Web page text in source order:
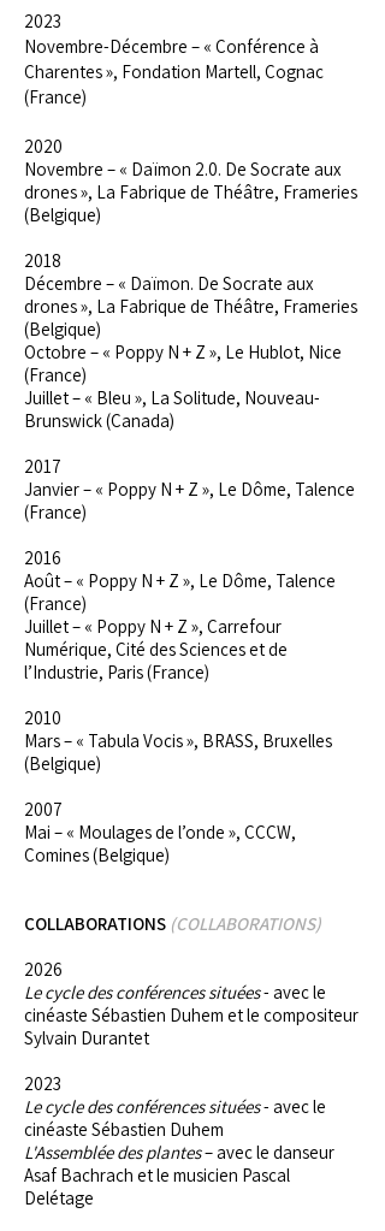
2023
Novembre-Décembre – « Conférence à
Charentes », Fondation Martell, Cognac
(France)
2020
Novembre – « Daïmon 2.0. De Socrate aux
drones », La Fabrique de Théâtre, Frameries
(Belgique)
2018
Décembre – « Daïmon. De Socrate aux
drones », La Fabrique de Théâtre, Frameries
(Belgique)
Octobre – « Poppy N + Z », Le Hublot, Nice
(France)
Juillet – « Bleu », La Solitude, Nouveau-
Brunswick (Canada)
2017
Janvier – « Poppy N + Z », Le Dôme, Talence
(France)
2016
Août – « Poppy N + Z », Le Dôme, Talence
(France)
Juillet – « Poppy N + Z », Carrefour
Numérique, Cité des Sciences et de
l’Industrie, Paris (France)
2010
Mars – « Tabula Vocis », BRASS, Bruxelles
(Belgique)
2007
Mai – « Moulages de l’onde », CCCW,
Comines (Belgique)
COLLABORATIONS (COLLABORATIONS)
2026
Le cycle des conférences situées- avec le
cinéaste Sébastien Duhem et le compositeur
Sylvain Durantet
2023
Le cycle des conférences situées- avec le
cinéaste Sébastien Duhem
L'Assemblée des plantes– avec le danseur
Asaf Bachrach et le musicien Pascal
Delétage